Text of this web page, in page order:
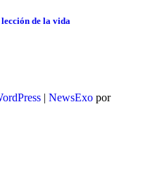
de la vida
| NewsExo por